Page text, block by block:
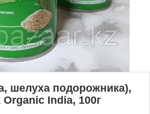
шелуха подорожника),
India, 100г